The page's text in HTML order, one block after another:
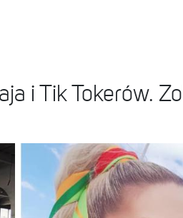
i Tik Tokerów.